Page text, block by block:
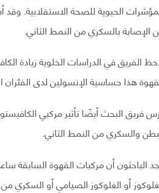
الحيوية للصحة الاستقلابية. وقد
الإصابة بالسكري من النمط الثاني.
الفريق في الدراسات الخلوية زيادة
هذا حساسية الإنسولين لدى
فريق البحث أيضًا تأثير مركبي
والسكري من النمط الثاني.
الباحثون أن مركبات القهوة
أو الغلوكوز الصيامي أو السكري